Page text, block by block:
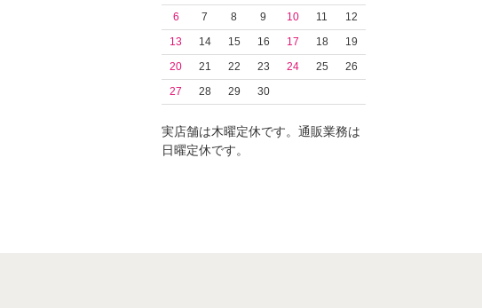
6
7 8 9 10 11
12
13
14 15 16 17 18
19
20
21 22 23 24 25
26
27
28 29 30
実店舗は木曜定休です。通販業務は
日曜定休です。